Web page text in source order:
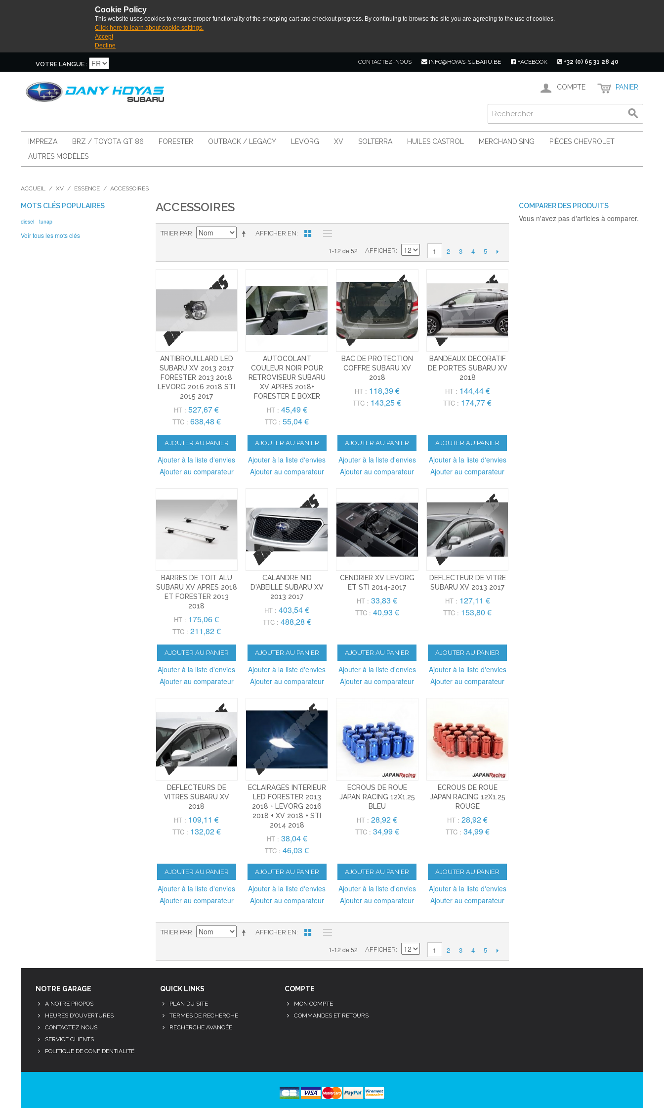
Cookie Policy
This website uses cookies to ensure proper functionality of the shopping cart and checkout progress. By continuing to browse the site you are agreeing to the use of cookies.
Click here to learn about cookie settings.
Accept
Decline
VOTRE LANGUE : CONTACTEZ-NOUS INFO@HOYAS-SUBARU.BE FACEBOOK +32 (0) 65 31 28 40
COMPTE PANIER
IMPREZA BRZ / TOYOTA GT 86 FORESTER OUTBACK / LEGACY LEVORG XV SOLTERRA HUILES CASTROL MERCHANDISING
PIÈCES CHEVROLET
AUTRES MODÈLES
ACCUEIL / XV / ESSENCE / ACCESSOIRES
ACCESSOIRES
AFFICHER EN
TRIER PAR
1-12 de 52 AFFICHER 1 2 3 4 5
ANTIBROUILLARD LED
SUBARU XV 2013 2017
FORESTER 2013 2018
LEVORG 2016 2018 STI
2015 2017
HT : 527,67 €
TTC : 638,48 €
AJOUTER AU PANIER
Ajouter à la liste d'envies
Ajouter au comparateur
AUTOCOLANT
COULEUR NOIR POUR
RETROVISEUR SUBARU
XV APRES 2018+
FORESTER E BOXER
HT : 45,49 €
TTC : 55,04 €
AJOUTER AU PANIER
Ajouter à la liste d'envies
Ajouter au comparateur
BAC DE PROTECTION
COFFRE SUBARU XV
2018
HT : 118,39 €
TTC : 143,25 €
AJOUTER AU PANIER
Ajouter à la liste d'envies
Ajouter au comparateur
BANDEAUX DECORATIF
DE PORTES SUBARU XV
2018
HT : 144,44 €
TTC : 174,77 €
AJOUTER AU PANIER
Ajouter à la liste d'envies
Ajouter au comparateur
BARRES DE TOIT ALU
SUBARU XV APRES 2018
ET FORESTER 2013
2018
HT : 175,06 €
TTC : 211,82 €
AJOUTER AU PANIER
Ajouter à la liste d'envies
Ajouter au comparateur
CALANDRE NID
D'ABEILLE SUBARU XV
2013 2017
HT : 403,54 €
TTC : 488,28 €
AJOUTER AU PANIER
Ajouter à la liste d'envies
Ajouter au comparateur
CENDRIER XV LEVORG
ET STI 2014-2017
HT : 33,83 €
TTC : 40,93 €
AJOUTER AU PANIER
Ajouter à la liste d'envies
Ajouter au comparateur
DEFLECTEUR DE VITRE
SUBARU XV 2013 2017
HT : 127,11 €
TTC : 153,80 €
AJOUTER AU PANIER
Ajouter à la liste d'envies
Ajouter au comparateur
DEFLECTEURS DE
VITRES SUBARU XV
2018
HT : 109,11 €
TTC : 132,02 €
AJOUTER AU PANIER
Ajouter à la liste d'envies
Ajouter au comparateur
ECLAIRAGES INTERIEUR
LED FORESTER 2013
2018 + LEVORG 2016
2018 + XV 2018 + STI
2014 2018
HT : 38,04 €
TTC : 46,03 €
AJOUTER AU PANIER
Ajouter à la liste d'envies
Ajouter au comparateur
ECROUS DE ROUE
JAPAN RACING 12X1.25
BLEU
HT : 28,92 €
TTC : 34,99 €
AJOUTER AU PANIER
Ajouter à la liste d'envies
Ajouter au comparateur
ECROUS DE ROUE
JAPAN RACING 12X1.25
ROUGE
HT : 28,92 €
TTC : 34,99 €
AJOUTER AU PANIER
Ajouter à la liste d'envies
Ajouter au comparateur
AFFICHER EN
TRIER PAR
1-12 de 52 AFFICHER 1 2 3 4 5
MOTS CLÉS POPULAIRES
diesel tunap
Voir tous les mots clés
COMPARER DES PRODUITS
Vous n'avez pas d'articles à comparer.
NOTRE GARAGE
A NOTRE PROPOS
HEURES D'OUVERTURES
CONTACTEZ NOUS
SERVICE CLIENTS
POLITIQUE DE CONFIDENTIALITÉ
QUICK LINKS
PLAN DU SITE
TERMES DE RECHERCHE
RECHERCHE AVANCÉE
COMPTE
MON COMPTE
COMMANDES ET RETOURS